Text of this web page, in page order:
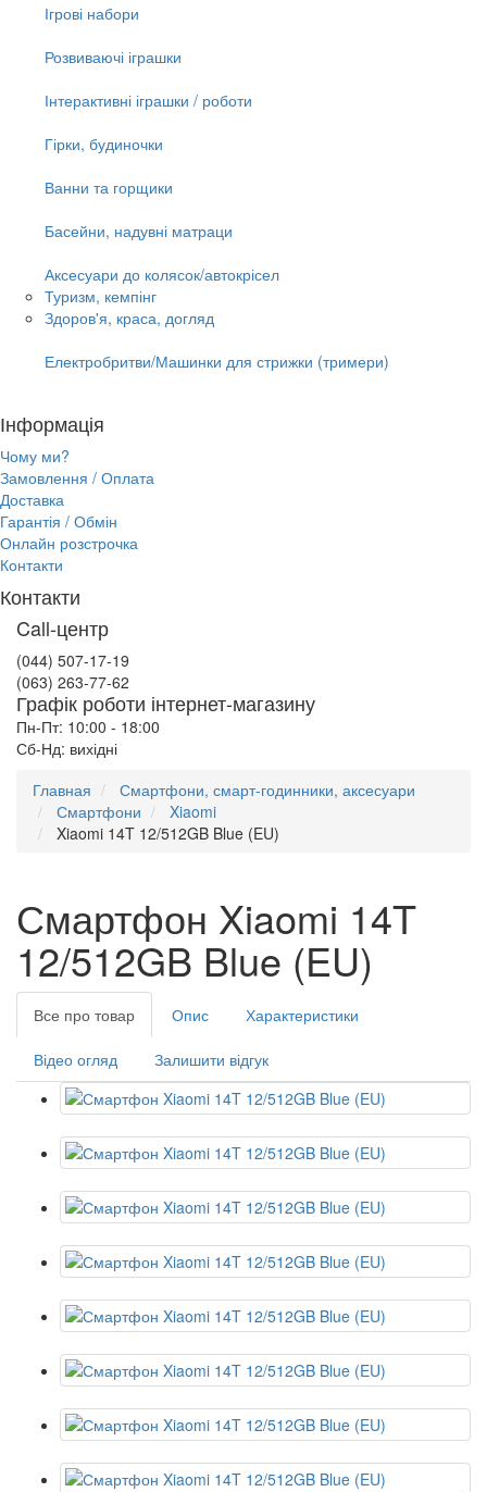
Ігрові набори
Розвиваючі іграшки
Інтерактивні іграшки / роботи
Гірки, будиночки
Ванни та горщики
Басейни, надувні матраци
Аксесуари до колясок/автокрісел
Туризм, кемпінг
Здоров'я, краса, догляд
Електробритви/Машинки для стрижки (тримери)
Інформація
Чому ми?
Замовлення / Оплата
Доставка
Гарантія / Обмін
Онлайн розстрочка
Контакти
Контакти
Call-центр
(044) 507-17-19
(063) 263-77-62
Графік роботи інтернет-магазину
Пн-Пт: 10:00 - 18:00
Сб-Нд: вихідні
Главная
Смартфони, смарт-годинники, аксесуари
Смартфони
Xiaomi
Xiaomi 14T 12/512GB Blue (EU)
Смартфон Xiaomi 14T
12/512GB Blue (EU)
Все про товар Опис Характеристики
Відео огляд Залишити відгук